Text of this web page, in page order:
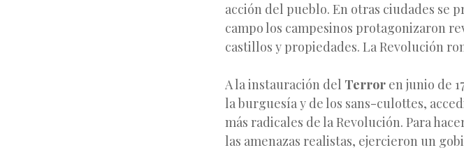
acción del pueblo. En otras ciudades se
campo los campesinos protagonizaron
castillos y propiedades. La Revolución
A la instauración del Terror en junio de
la burguesía y de los sans-culottes,
más radicales de la Revolución. Para
las amenazas realistas, ejercieron un